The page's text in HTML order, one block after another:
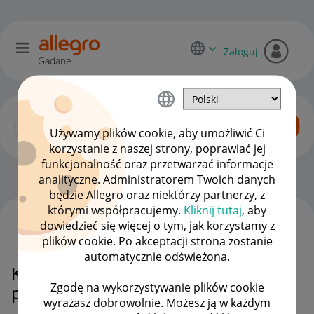
Używamy plików cookie, aby umożliwić Ci
korzystanie z naszej strony, poprawiać jej
funkcjonalność oraz przetwarzać informacje
analityczne. Administratorem Twoich danych
będzie Allegro oraz niektórzy partnerzy, z
którymi współpracujemy. Kliknij tutaj, aby
dowiedzieć się więcej o tym, jak korzystamy z
plików cookie. Po akceptacji strona zostanie
automatycznie odświeżona.
Zgodę na wykorzystywanie plików cookie
wyrażasz dobrowolnie. Możesz ją w każdym
Gadane
Zaloguj
Allegro One dla sprzedawców OPCJE
Kurier allegro one nie odebrał
przesyłkę.
WSZYSTKIE TEMATY